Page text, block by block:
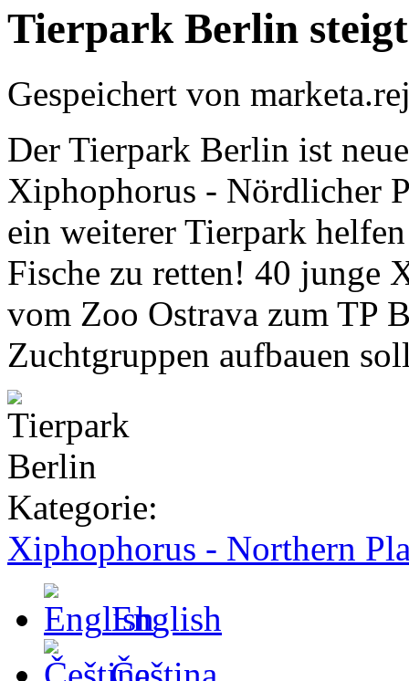
Tierpark Berlin
Gespeichert von
Der Tierpark Berlin ist
Xiphophorus - Nördlicher
ein weiterer Tierpark
Fische zu retten! 40 junge
vom Zoo Ostrava zum TP
Zuchtgruppen aufbauen
Kategorie:
Xiphophorus - Northern
English